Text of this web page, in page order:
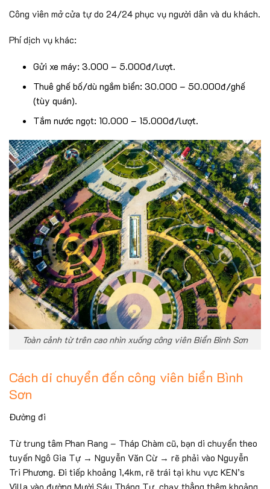
Công viên mở cửa tự do 24/24 phục vụ người dân và du khách.
Phí dịch vụ khác:
Gửi xe máy: 3.000 – 5.000đ/lượt.
Thuê ghế bố/dù ngắm biển: 30.000 – 50.000đ/ghế
(tùy quán).
Tắm nước ngọt: 10.000 – 15.000đ/lượt.
Toàn cảnh từ trên cao nhìn xuống công viên Biển Bình Sơn
Cách di chuyển đến công viên biển Bình
Sơn
Đường đi
Từ trung tâm Phan Rang – Tháp Chàm cũ, bạn di chuyển theo
tuyến Ngô Gia Tự → Nguyễn Văn Cừ → rẽ phải vào Nguyễn
Tri Phương. Đi tiếp khoảng 1,4km, rẽ trái tại khu vực KEN’s
Villa vào đường Mười Sáu Tháng Tư, chạy thẳng thêm khoảng